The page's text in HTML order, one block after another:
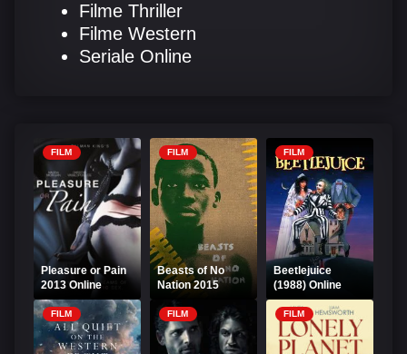
Filme Thriller
Filme Western
Seriale Online
FILM
Pleasure or Pain
2013 Online
Subtitrat - Erotic
FILM
Beasts of No
Nation 2015
Online Subtitrat
FILM
Beetlejuice
(1988) Online
Subtitrat – Viață
de stafie
FILM FILM FILM